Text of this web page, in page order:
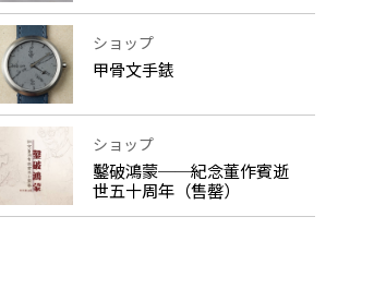
ショップ
甲骨文手錶
ショップ
鑿破鴻蒙──紀念董作賓逝
世五十周年（售罄）